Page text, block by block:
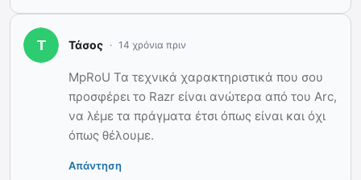
Τάσος 14 χρόνια πριν
MpRoU Τα τεχνικά χαρακτηριστικά που σου
προσφέρει το Razr είναι ανώτερα από του Arc,
να λέμε τα πράγματα έτσι όπως είναι και όχι
όπως θέλουμε.
Απάντηση